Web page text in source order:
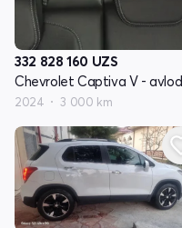
332 828 160 UZS
Chevrolet Captiva V - avlod
2024 3 000 km